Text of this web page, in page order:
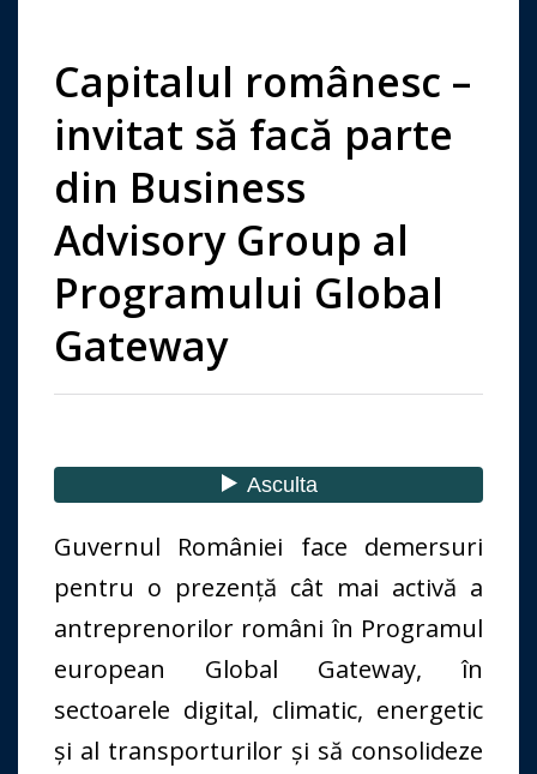
Capitalul românesc –
invitat să facă parte
din Business
Advisory Group al
Programului Global
Gateway
Guvernul României face demersuri
pentru o prezență cât mai activă a
antreprenorilor români în Programul
european Global Gateway, în
sectoarele digital, climatic, energetic
și al transporturilor și să consolideze